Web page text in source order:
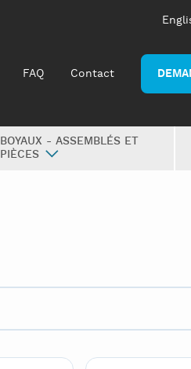
FAQ Contact
BOYAUX - ASSEMBLÉS ET
PIÈCES